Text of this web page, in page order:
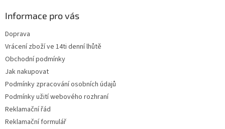
Informace pro vás
Doprava
Vrácení zboží ve 14ti denní lhůtě
Obchodní podmínky
Jak nakupovat
Podmínky zpracování osobních údajů
Podmínky užití webového rozhraní
Reklamační řád
Reklamační formulář